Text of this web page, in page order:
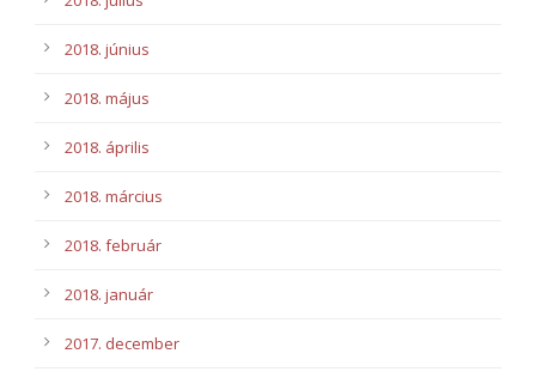
2018. június
2018. május
2018. április
2018. március
2018. február
2018. január
2017. december